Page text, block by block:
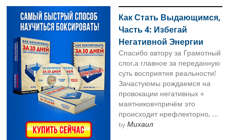
Sidebar
Как Стать Выдающимся,
Часть 4: Избегай
Негативной Энергии
Спасибо автору за Грамотный
слог,а главное за переданную
суть восприятия реальности!
Зачастуюмы рождаемся на
провокации негативных «
маятников»причём это
происходит нрефлекторно, ...
by Михаил